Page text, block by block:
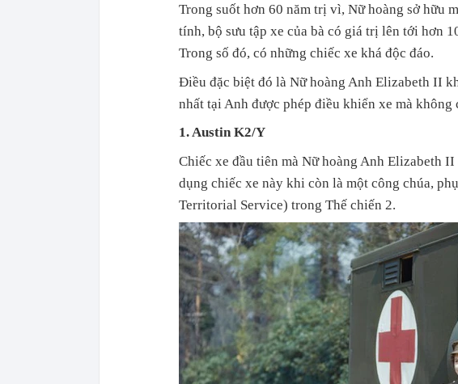
Trong suốt hơn 60 năm trị vì, Nữ hoàng sở hữu
tính, bộ sưu tập xe của bà có giá trị lên tới hơn
Trong số đó, có những chiếc xe khá độc đáo.
Điều đặc biệt đó là Nữ hoàng Anh Elizabeth II
nhất tại Anh được phép điều khiển xe mà không
1. Austin K2/Y
Chiếc xe đầu tiên mà Nữ hoàng Anh Elizabeth
dụng chiếc xe này khi còn là một công chúa,
Territorial Service) trong Thế chiến 2.